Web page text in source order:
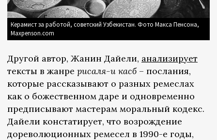
Керамист за работой, советский Узбекистан. Фото Макса Пенсона,
Maxpenson.com
Другой автор, Жанин Дайели, анализирует
тексты в жанре рисаля-и касб– послания,
которые рассказывают о разных ремеслах
как о божественном даре и одновременно
предписывают мастерам моральный кодекс.
Дайели констатирует, что возрождение
дореволюционных ремесел в 1990-е годы,